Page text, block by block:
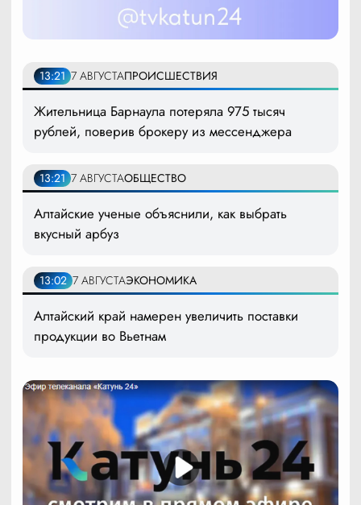
13:21 7 АВГУСТАПРОИСШЕСТВИЯ
Жительница Барнаула потеряла 975 тысяч
рублей, поверив брокеру из мессенджера
13:21 7 АВГУСТАОБЩЕСТВО
Алтайские ученые объяснили, как выбрать
вкусный арбуз
13:02 7 АВГУСТАЭКОНОМИКА
Алтайский край намерен увеличить поставки
продукции во Вьетнам